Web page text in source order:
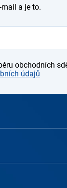
a je to.
obchodních
údajů